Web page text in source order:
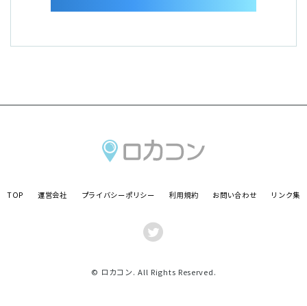
TOP 運営会社 プライバシーポリシー 利用規約 お問い合わせ リンク集
© ロカコン. All Rights Reserved.